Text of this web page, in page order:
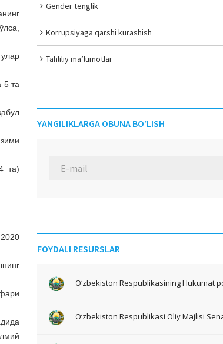
5 та
та)
Gender tenglik
Korrupsiyaga qarshi kurashish
Tahliliy ma’lumotlar
YANGILIKLARGA OBUNA BO‘LISH
FOYDALI RESURSLAR
O‘zbekiston Respublikasining Hukumat
O‘zbekiston Respublikasi Oliy Majlisi